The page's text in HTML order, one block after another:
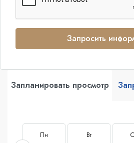
Запросить
Запланировать просмотр
Пн Вт